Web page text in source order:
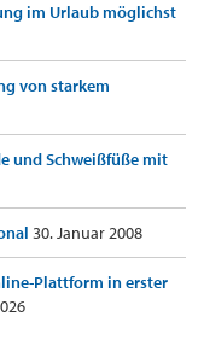
im Urlaub möglichst
von starkem
und Schweißfüße mit
30. Januar 2008
Plattform in erster